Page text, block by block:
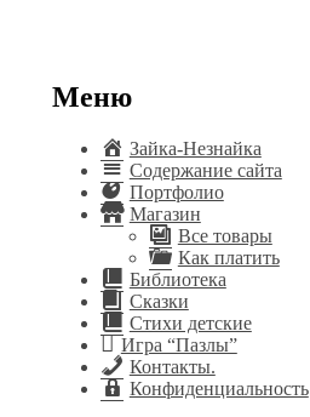
Меню
Зайка-Незнайка
Содержание сайта
Портфолио
Магазин
Все товары
Как платить
Библиотека
Сказки
Стихи детские
Игра “Пазлы”
Контакты.
Конфиденциальность